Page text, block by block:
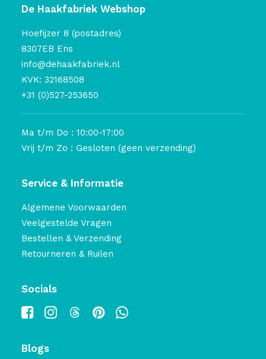
De Haakfabriek Webshop
Hoefijzer 8 (postadres)
8307EB Ens
info@dehaakfabriek.nl
KVK: 32168508
+31 (0)527-253650
Ma t/m Do : 10:00-17:00
Vrij t/m Zo : Gesloten (geen verzending)
Service & Informatie
Algemene Voorwaarden
Veelgestelde Vragen
Bestellen & Verzending
Retourneren & Ruilen
Socials
Blogs